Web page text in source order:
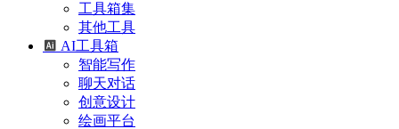
工具箱集
其他工具
AI工具箱
智能写作
聊天对话
创意设计
绘画平台